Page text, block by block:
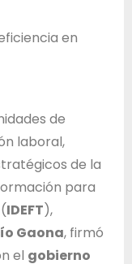
en
de
laboral,
de la
para
IDEFT),
Gaona, firmó
el gobierno